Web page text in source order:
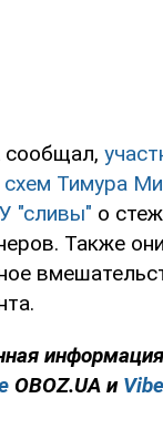
сообщал,
Тимура
"сливы" о
Также
OBOZ.UA и